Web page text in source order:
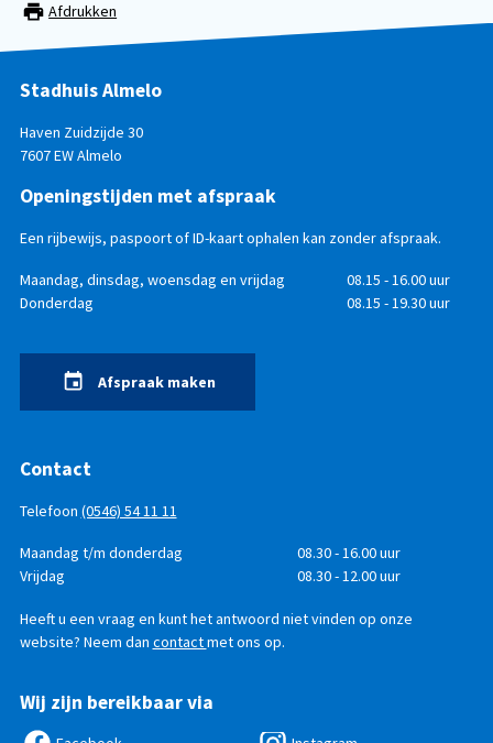
Afdrukken
Stadhuis Almelo
Haven Zuidzijde 30
7607 EW Almelo
Openingstijden met afspraak
Een rijbewijs, paspoort of ID-kaart ophalen kan zonder afspraak.
Openingstijden
DagTijd
Maandag, dinsdag, woensdag en vrijdag
08.15 - 16.00 uur
Donderdag
08.15 - 19.30 uur
Afspraak maken
Contact
Telefoon (0546) 54 11 11
Telefonisch
bereikbaar
DagTijd
Maandag t/m donderdag
08.30 - 16.00 uur
Vrijdag
08.30 - 12.00 uur
Heeft u een vraag en kunt het antwoord niet vinden op onze
website? Neem dan contactmet ons op.
Wij zijn bereikbaar via